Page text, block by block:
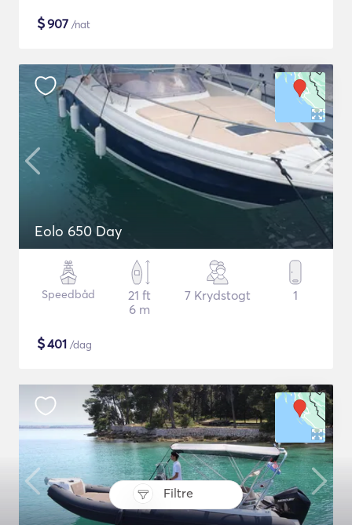
Filtre
$907 /nat
Eolo 650 Day
Speedbåd
21 ft
6 m
7 Krydstogt 1
$401 /dag